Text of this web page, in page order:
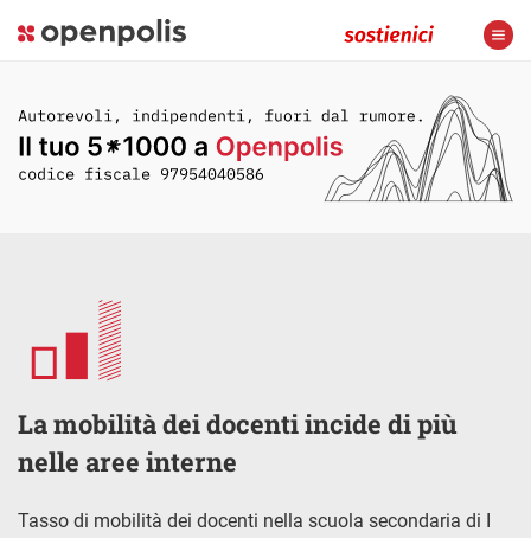
La mobilità dei docenti incide di più
nelle aree interne
Tasso di mobilità dei docenti nella scuola secondaria di I